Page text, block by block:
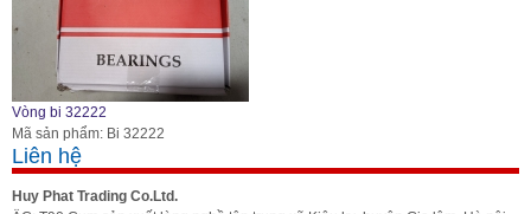
Vòng bi 32222
Mã sản phẩm: Bi 32222
Liên hệ
Huy Phat Trading Co.Ltd.